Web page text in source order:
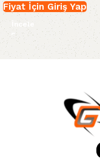
Fiyat İçin Giriş Yap
İncele
Read More